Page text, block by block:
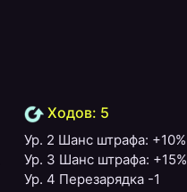
Ходов: 5
Ур. 2 Шанс штрафа: +10%
Ур. 3 Шанс штрафа: +15%
Ур. 4 Перезарядка -1